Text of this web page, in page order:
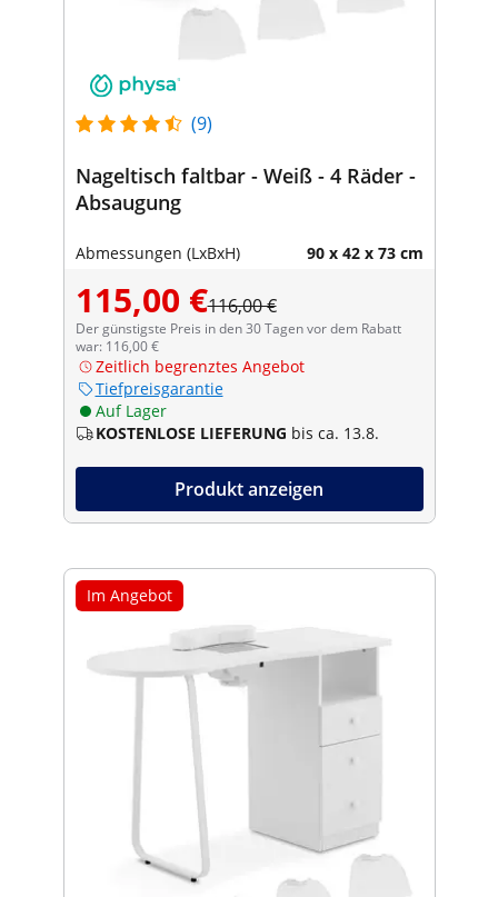
(9)
Nageltisch faltbar - Weiß - 4 Räder -
Absaugung
Abmessungen (LxBxH) 90 x 42 x 73 cm
115,00 €116,00 €
Der günstigste Preis in den 30 Tagen vor dem Rabatt
war: 116,00 €
Zeitlich begrenztes Angebot
Tiefpreisgarantie
Auf Lager
KOSTENLOSE LIEFERUNG bis ca. 13.8.
Produkt anzeigen
Im Angebot